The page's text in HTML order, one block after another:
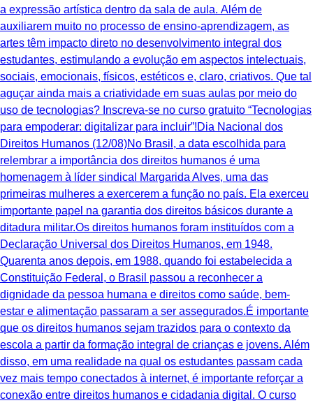
a expressão artística dentro da sala de aula. Além de
auxiliarem muito no processo de ensino-aprendizagem, as
artes têm impacto direto no desenvolvimento integral dos
estudantes, estimulando a evolução em aspectos intelectuais,
sociais, emocionais, físicos, estéticos e, claro, criativos. ‍Que tal
aguçar ainda mais a criatividade em suas aulas por meio do
uso de tecnologias? Inscreva-se no curso gratuito “Tecnologias
para empoderar: digitalizar para incluir”!Dia Nacional dos
Direitos Humanos (12/08)No Brasil, a data escolhida para
relembrar a importância dos direitos humanos é uma
homenagem à líder sindical Margarida Alves, uma das
primeiras mulheres a exercerem a função no país. Ela exerceu
importante papel na garantia dos direitos básicos durante a
ditadura militar.Os direitos humanos foram instituídos com a
Declaração Universal dos Direitos Humanos, em 1948.
Quarenta anos depois, em 1988, quando foi estabelecida a
Constituição Federal, o Brasil passou a reconhecer a
dignidade da pessoa humana e direitos como saúde, bem-
estar e alimentação passaram a ser assegurados.É importante
que os direitos humanos sejam trazidos para o contexto da
escola a partir da formação integral de crianças e jovens. Além
disso, em uma realidade na qual os estudantes passam cada
vez mais tempo conectados à internet, é importante reforçar a
conexão entre direitos humanos e cidadania digital. O curso